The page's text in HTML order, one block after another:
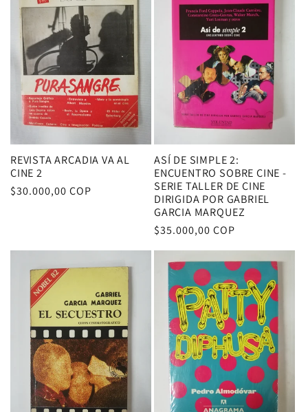
REVISTA ARCADIA VA AL
CINE 2
Precio
$30.000,00 COP
ASÍ DE SIMPLE 2:
ENCUENTRO SOBRE CINE -
SERIE TALLER DE CINE
DIRIGIDA POR GABRIEL
GARCIA MARQUEZ
Precio
habitual
$35.000,00 COP